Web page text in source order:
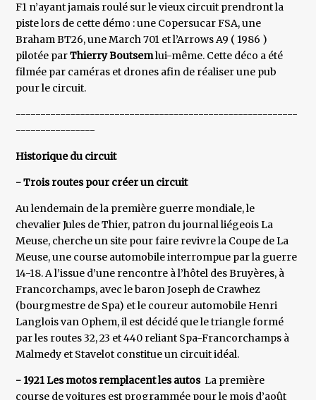
F1 n’ayant jamais roulé sur le vieux circuit prendront la
piste lors de cette démo : une Copersucar FSA, une
Braham BT26, une March 701 et l’Arrows A9 ( 1986 )
pilotée parThierry Boutsemlui-même. Cette déco a été
filmée par caméras et drones afin de réaliser une pub
pour le circuit.
---------------------------------------------------------
----------------
Historique du circuit
- Trois routes pour créer un circuit
Au lendemain de la première guerre mondiale, le
chevalier Jules de Thier, patron du journal liégeois La
Meuse, cherche un site pour faire revivre la Coupe de La
Meuse, une course automobile interrompue par la guerre
14-18. A l’issue d’une rencontre à l’hôtel des Bruyères, à
Francorchamps, avec le baron Joseph de Crawhez
(bourgmestre de Spa) et le coureur automobile Henri
Langlois van Ophem, il est décidé que le triangle formé
par les routes 32, 23 et 440 reliant Spa-Francorchamps à
Malmedy et Stavelot constitue un circuit idéal.
- 1921 Les motos remplacent les autosLa première
course de voitures est programmée pour le mois d’août